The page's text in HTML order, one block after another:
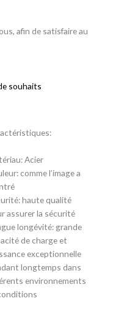
afin de satisfaire au
souhaits
Acier
comme l’image a
haute qualité
assurer la sécurité
longévité: grande
de charge et
exceptionnelle
longtemps dans
environnements